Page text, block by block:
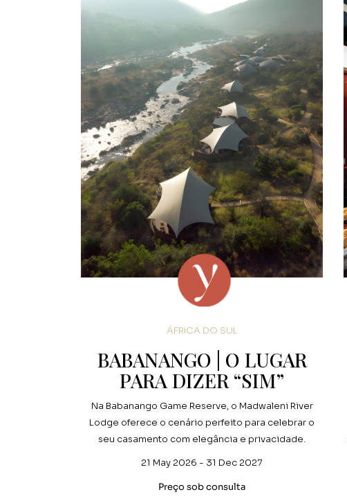
ÁFRICA DO SUL
BABANANGO | O LUGAR
PARA DIZER “SIM”
Na Babanango Game Reserve, o Madwaleni River
Lodge oferece o cenário perfeito para celebrar o
seu casamento com elegância e privacidade.
21 May 2026 - 31 Dec 2027
Preço sob consulta